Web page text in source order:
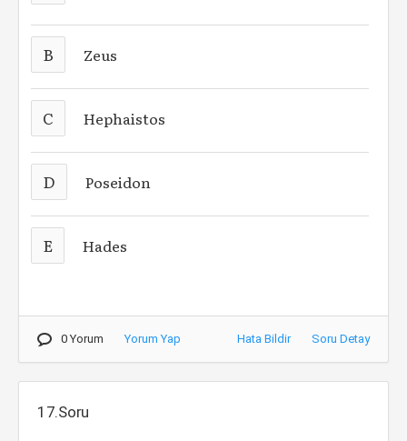
B Zeus
C Hephaistos
D Poseidon
E Hades
0 Yorum Yorum Yap Hata Bildir Soru Detay
17.Soru